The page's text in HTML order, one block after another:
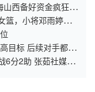
西备好资金疯狂抢
，小将邓雨婷的赛
目标 后续对手都是
6分2助 张茹社媒晒